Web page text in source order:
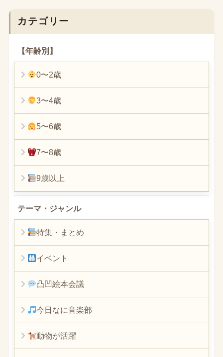
カテゴリー
【年齢別】
0〜2歳
3〜4歳
5〜6歳
7〜8歳
9歳以上
テーマ・ジャンル
特集・まとめ
イベント
凸凹絵本会議
今日なに音楽部
動物が活躍